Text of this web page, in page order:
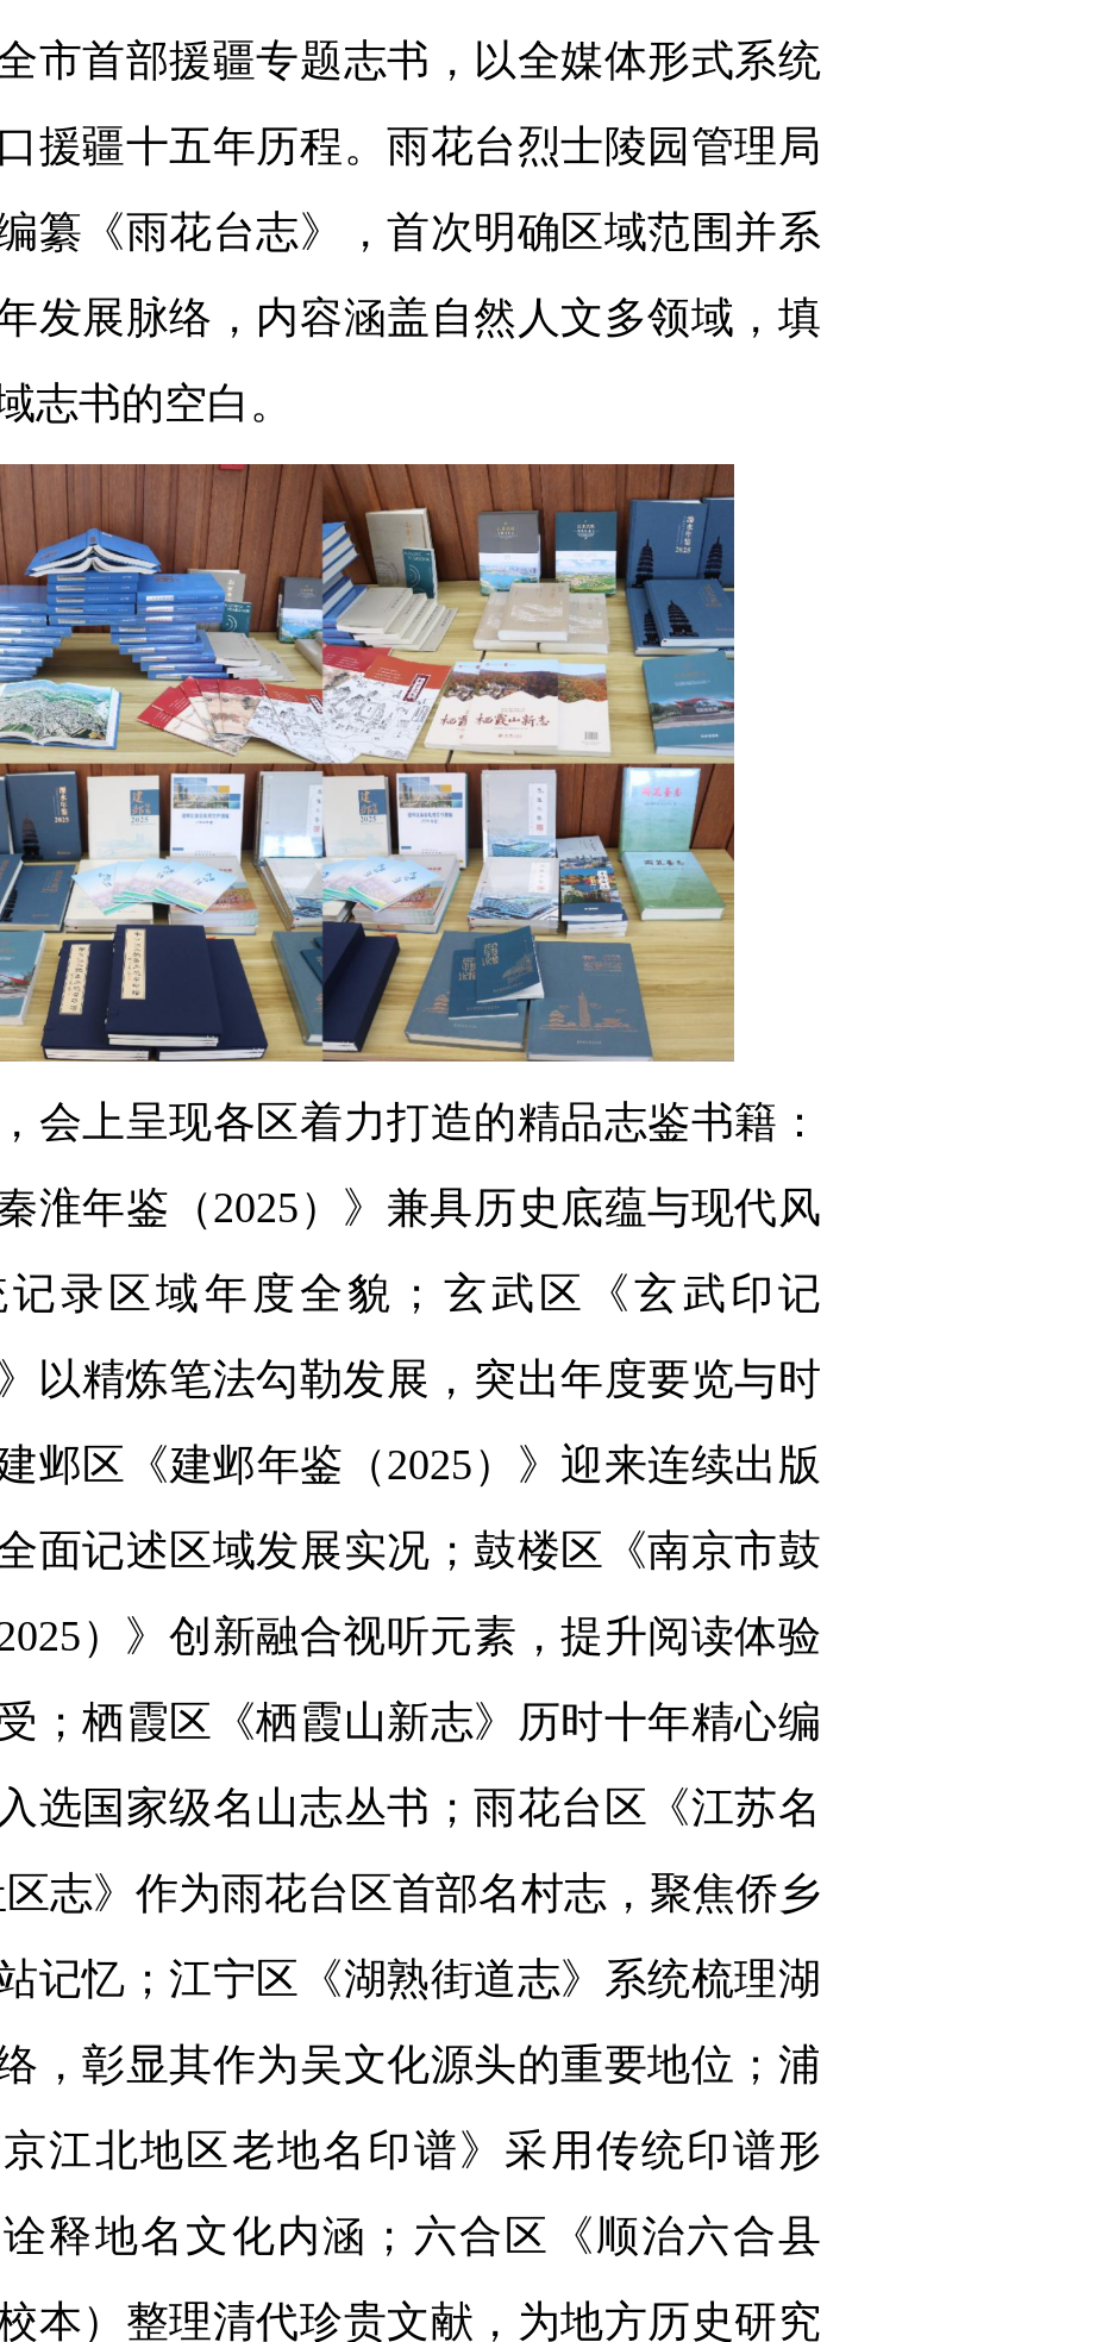
市首部援疆专题志书，以全媒体形式系统
援疆十五年历程。雨花台烈士陵园管理局
纂《雨花台志》，首次明确区域范围并系
发展脉络，内容涵盖自然人文多领域，填
志书的空白。
上呈现各区着力打造的精品志鉴书籍：
淮年鉴（2025）》兼具历史底蕴与现代风
录区域年度全貌；玄武区《玄武印记
》以精炼笔法勾勒发展，突出年度要览与时
邺区《建邺年鉴（2025）》迎来连续出版
面记述区域发展实况；鼓楼区《南京市鼓
）》创新融合视听元素，提升阅读体验
；栖霞区《栖霞山新志》历时十年精心编
选国家级名山志丛书；雨花台区《江苏名
区志》作为雨花台区首部名村志，聚焦侨乡
记忆；江宁区《湖熟街道志》系统梳理湖
，彰显其作为吴文化源头的重要地位；浦
江北地区老地名印谱》采用传统印谱形
释地名文化内涵；六合区《顺治六合县
本）整理清代珍贵文献，为地方历史研究